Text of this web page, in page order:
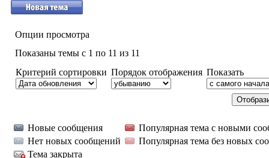
Опции просмотра
Показаны темы с 1 по 11 из 11
Критерий сортировки Порядок отображения Показать
Новые сообщения
Популярная тема с новыми
Нет новых сообщений
Популярная тема без новых
Тема закрыта